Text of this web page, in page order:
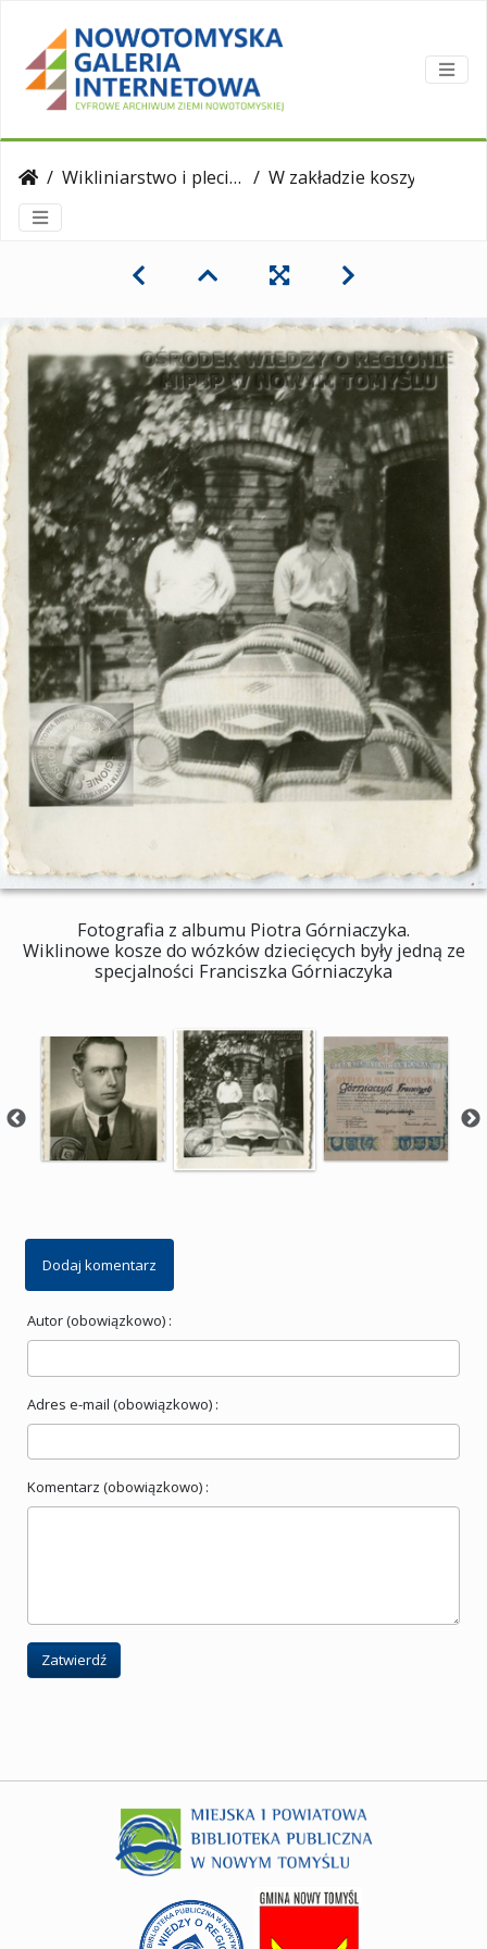
Wikliniarstwo i plecionkarstwo W zakładzie koszykarskim Franciszka Górniaczyka.
Fotografia z albumu Piotra Górniaczyka.
Wiklinowe kosze do wózków dziecięcych były jedną ze
specjalności Franciszka Górniaczyka
Dodaj komentarz
Autor (obowiązkowo) :
Adres e-mail (obowiązkowo) :
Komentarz (obowiązkowo) :
Zatwierdź